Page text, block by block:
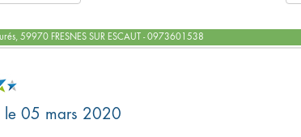
59970 FRESNES SUR ESCAUT - 0973601538
le 05 mars 2020